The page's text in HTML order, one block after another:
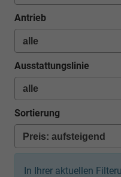
Antrieb
Ausstattungslinie
Sortierung
In Ihrer aktuellen